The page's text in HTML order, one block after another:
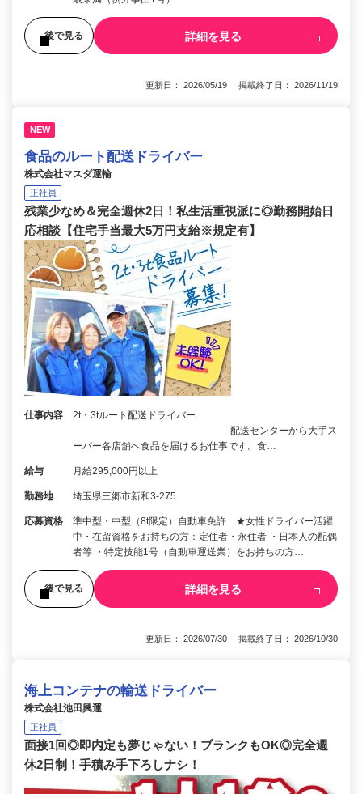
後で見る 詳細を見る
更新日： 2026/05/19 掲載終了日： 2026/11/19
NEW
食品のルート配送ドライバー
株式会社マスダ運輸
正社員
残業少なめ＆完全週休2日！私生活重視派に◎勤務開始日
応相談【住宅手当最大5万円支給※規定有】
仕事内容
2t・3tルート配送ドライバー
配送センターから大手ス
ーパー各店舗へ食品を届けるお仕事です。食…
給与 月給295,000円以上
勤務地 埼玉県三郷市新和3-275
応募資格
準中型・中型（8t限定）自動車免許 ★女性ドライバー活躍
中・在留資格をお持ちの方：定住者・永住者 ・日本人の配偶
者等 ・特定技能1号（自動車運送業）をお持ちの方…
後で見る 詳細を見る
更新日： 2026/07/30 掲載終了日： 2026/10/30
海上コンテナの輸送ドライバー
株式会社池田興運
正社員
面接1回◎即内定も夢じゃない！ブランクもOK◎完全週
休2日制！手積み手下ろしナシ！